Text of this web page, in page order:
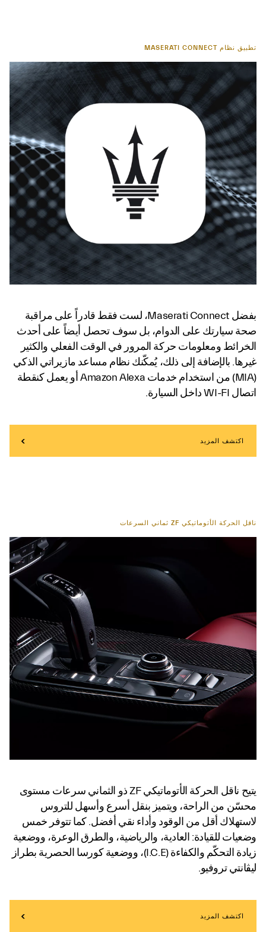
تطبيق نظام MASERATI CONNECT
بفضل Maserati Connect، لست فقط قادراً على مراقبة
صحة سيارتك على الدوام، بل سوف تحصل أيضاً على أحدث
الخرائط ومعلومات حركة المرور في الوقت الفعلي والكثير
غيرها. بالإضافة إلى ذلك، يُمكّنك نظام مساعد مازيراتي الذكي
(MIA) من استخدام خدمات Amazon Alexa أو يعمل كنقطة
اتصال WI-FI داخل السيارة.
اكتشف المزيد
ناقل الحركة الأتوماتيكي ZF ثماني السرعات
يتيح ناقل الحركة الأتوماتيكي ZF ذو الثماني سرعات مستوى
محسّن من الراحة، ويتميز بنقل أسرع وأسهل للتروس
لاستهلاك أقل من الوقود وأداء نقي أفضل. كما تتوفر خمس
وضعيات للقيادة: العادية، والرياضية، والطرق الوعرة، ووضعية
زيادة التحكّم والكفاءة (I.C.E)، ووضعية كورسا الحصرية بطراز
ليڤانتي تروفيو.
اكتشف المزيد